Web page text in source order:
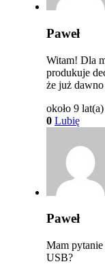
Paweł
Witam! Dla
produkuje
że już
około 9
0 Lubię
Paweł
Mam
USB?